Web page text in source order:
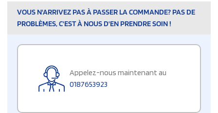
VOUS N'ARRIVEZ PAS À PASSER LA COMMANDE? PAS DE
PROBLÈMES, C'EST À NOUS D'EN PRENDRE SOIN !
Appelez-nous maintenant au
0187653923